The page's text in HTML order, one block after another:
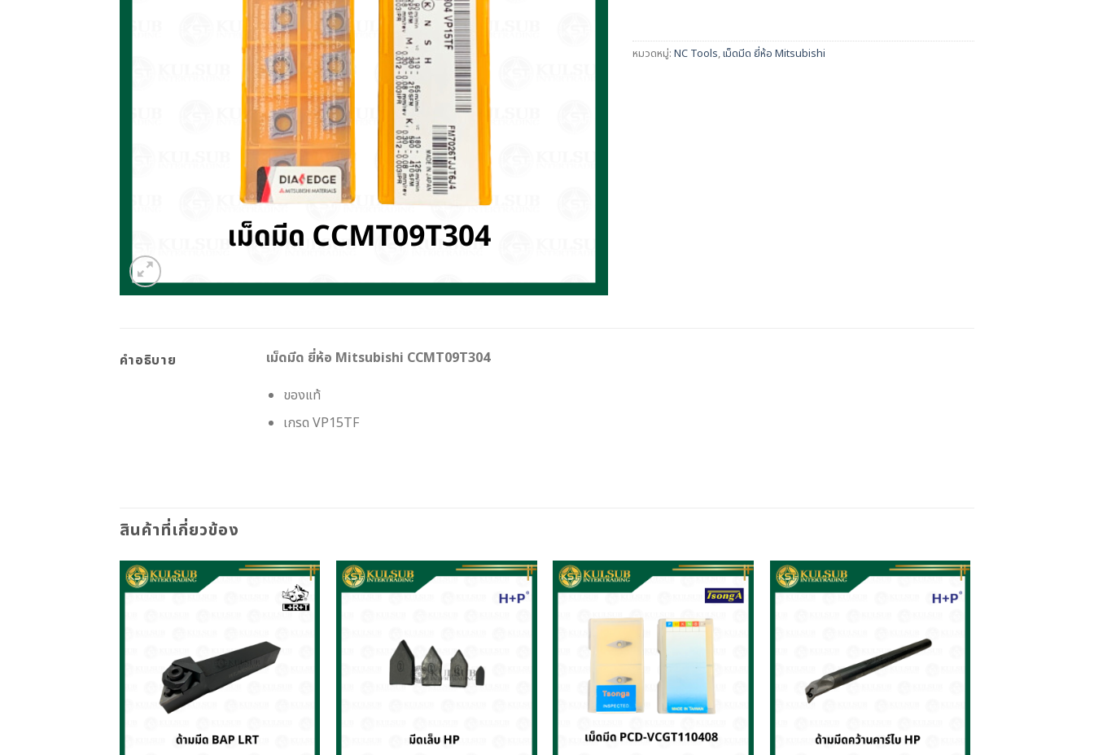
หมวดหมู่: NC Tools,เม็ดมีด ยี่ห้อ Mitsubishi
คำอธิบาย
เม็ดมีด ยี่ห้อ Mitsubishi CCMT09T304
ของแท้
เกรด VP15TF
สินค้าที่เกี่ยวข้อง